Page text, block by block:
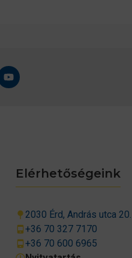
Elérhetőségeink
2030 Érd, András utca 20.
+36 70 327 7170
+36 70 600 6965